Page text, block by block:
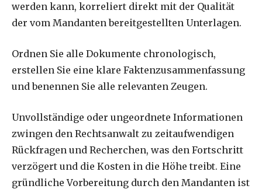
werden kann, korreliert direkt mit der Qualität
der vom Mandanten bereitgestellten Unterlagen.
Ordnen Sie alle Dokumente chronologisch,
erstellen Sie eine klare Faktenzusammenfassung
und benennen Sie alle relevanten Zeugen.
Unvollständige oder ungeordnete Informationen
zwingen den Rechtsanwalt zu zeitaufwendigen
Rückfragen und Recherchen, was den Fortschritt
verzögert und die Kosten in die Höhe treibt. Eine
gründliche Vorbereitung durch den Mandanten ist